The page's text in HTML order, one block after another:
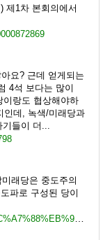
제1차 본회의에서
요? 근데 얻게되는
4석 보다는 많이
랑도 협상해야하
인데, 녹색/미래당과
기들이 더...
래당은 중도주의
파로 구성된 당이